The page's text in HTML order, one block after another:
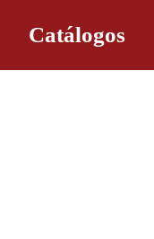
Catálogos